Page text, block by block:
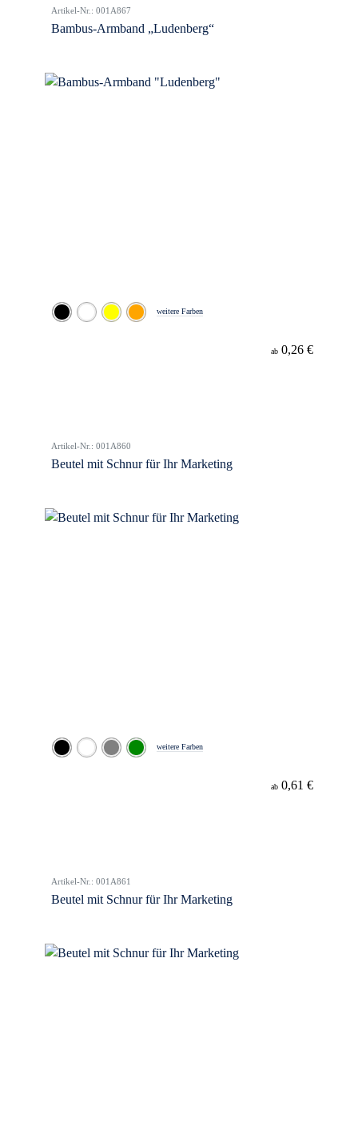
Artikel-Nr.: 001A867
Bambus-Armband „Ludenberg“
weitere Farben
ab 0,26 €
Artikel-Nr.: 001A860
Beutel mit Schnur für Ihr Marketing
weitere Farben
ab 0,61 €
Artikel-Nr.: 001A861
Beutel mit Schnur für Ihr Marketing